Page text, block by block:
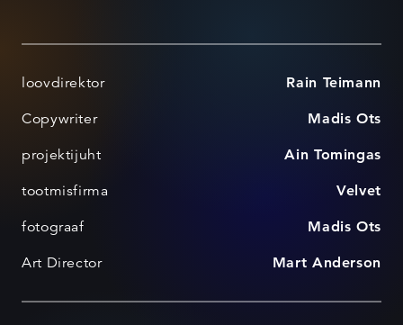
loovdirektor Rain Teimann
Copywriter Madis Ots
projektijuht Ain Tomingas
tootmisfirma Velvet
fotograaf Madis Ots
Art Director Mart Anderson